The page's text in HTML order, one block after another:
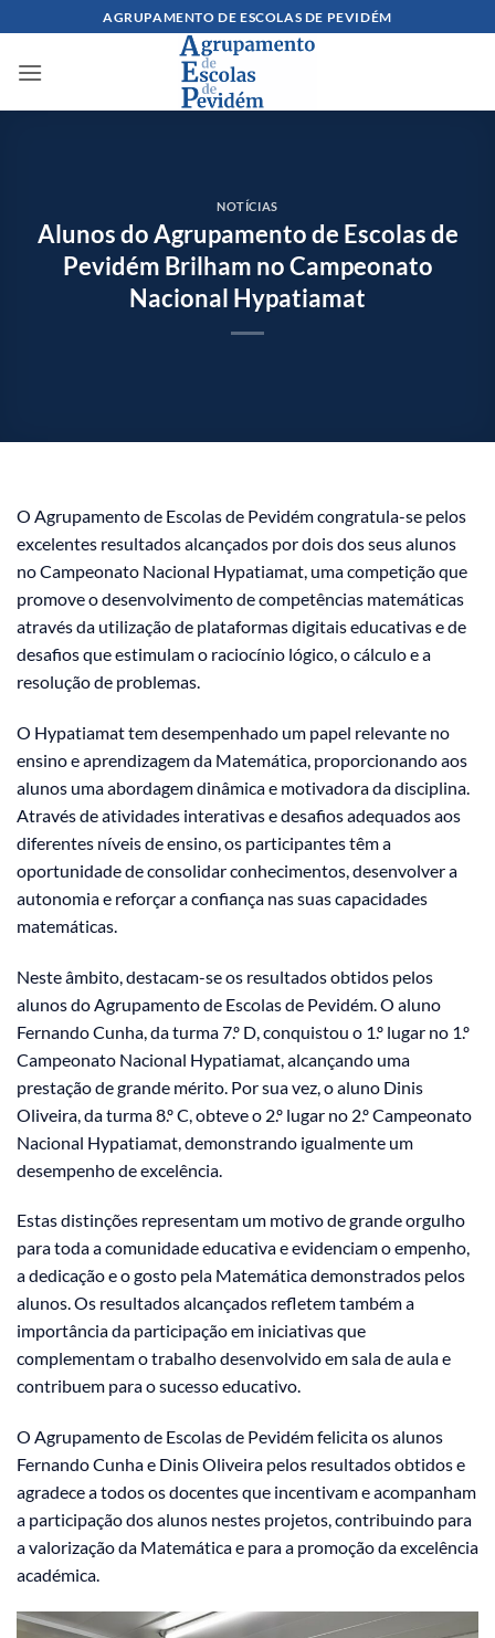
content
AGRUPAMENTO DE ESCOLAS DE PEVIDÉM
NOTÍCIAS
Alunos do Agrupamento de Escolas de
Pevidém Brilham no Campeonato
Nacional Hypatiamat
O Agrupamento de Escolas de Pevidém congratula-se pelos
excelentes resultados alcançados por dois dos seus alunos
no Campeonato Nacional Hypatiamat, uma competição que
promove o desenvolvimento de competências matemáticas
através da utilização de plataformas digitais educativas e de
desafios que estimulam o raciocínio lógico, o cálculo e a
resolução de problemas.
O Hypatiamat tem desempenhado um papel relevante no
ensino e aprendizagem da Matemática, proporcionando aos
alunos uma abordagem dinâmica e motivadora da disciplina.
Através de atividades interativas e desafios adequados aos
diferentes níveis de ensino, os participantes têm a
oportunidade de consolidar conhecimentos, desenvolver a
autonomia e reforçar a confiança nas suas capacidades
matemáticas.
Neste âmbito, destacam-se os resultados obtidos pelos
alunos do Agrupamento de Escolas de Pevidém. O aluno
Fernando Cunha, da turma 7.º D, conquistou o 1.º lugar no 1.º
Campeonato Nacional Hypatiamat, alcançando uma
prestação de grande mérito. Por sua vez, o aluno Dinis
Oliveira, da turma 8.º C, obteve o 2.º lugar no 2.º Campeonato
Nacional Hypatiamat, demonstrando igualmente um
desempenho de excelência.
Estas distinções representam um motivo de grande orgulho
para toda a comunidade educativa e evidenciam o empenho,
a dedicação e o gosto pela Matemática demonstrados pelos
alunos. Os resultados alcançados refletem também a
importância da participação em iniciativas que
complementam o trabalho desenvolvido em sala de aula e
contribuem para o sucesso educativo.
O Agrupamento de Escolas de Pevidém felicita os alunos
Fernando Cunha e Dinis Oliveira pelos resultados obtidos e
agradece a todos os docentes que incentivam e acompanham
a participação dos alunos nestes projetos, contribuindo para
a valorização da Matemática e para a promoção da excelência
académica.